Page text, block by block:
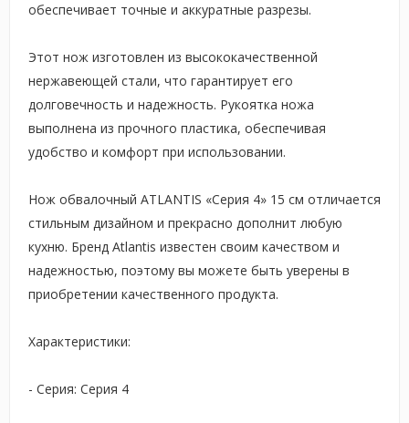
обеспечивает точные и аккуратные разрезы.
Этот нож изготовлен из высококачественной
нержавеющей стали, что гарантирует его
долговечность и надежность. Рукоятка ножа
выполнена из прочного пластика, обеспечивая
удобство и комфорт при использовании.
Нож обвалочный ATLANTIS «Серия 4» 15 см отличается
стильным дизайном и прекрасно дополнит любую
кухню. Бренд Atlantis известен своим качеством и
надежностью, поэтому вы можете быть уверены в
приобретении качественного продукта.
Характеристики:
- Серия: Серия 4